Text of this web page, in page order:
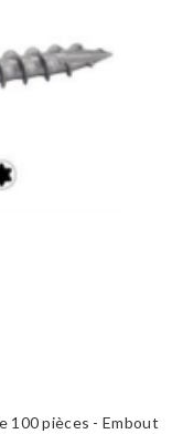
100 pièces - Embout